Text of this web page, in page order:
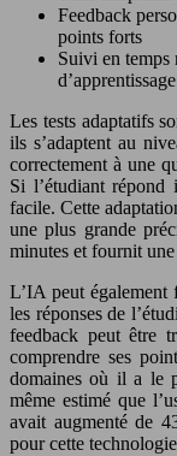
Feedback
points forts
Suivi en temps
d’apprentissage
Les tests adaptatifs
ils s’adaptent au
correctement à une
Si l’étudiant répond
facile. Cette
une plus grande
minutes et fournit
L’IA peut également
les réponses de
feedback peut être
comprendre ses
domaines où il a le
même estimé que
avait augmenté de
pour cette